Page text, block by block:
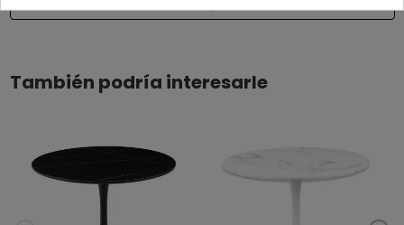
También podría interesarle